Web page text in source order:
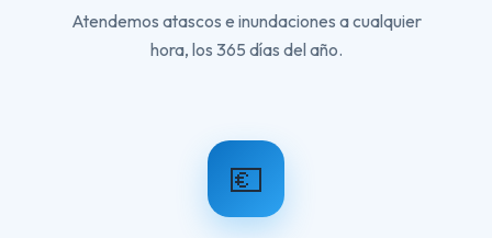
Atendemos atascos e inundaciones a cualquier
hora, los 365 días del año.
💶